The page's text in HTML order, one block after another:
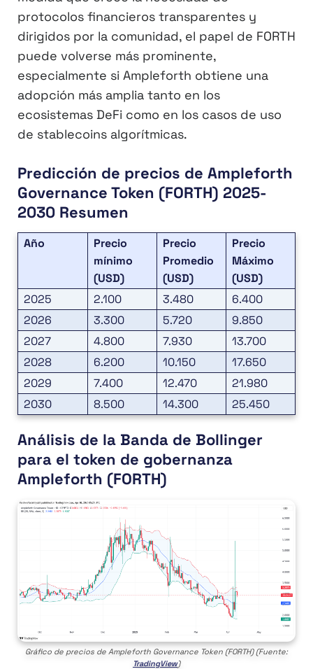
protocolos financieros transparentes y
dirigidos por la comunidad, el papel de FORTH
puede volverse más prominente,
especialmente si Ampleforth obtiene una
adopción más amplia tanto en los
ecosistemas DeFi como en los casos de uso
de stablecoins algorítmicas.
Predicción de precios de Ampleforth
Governance Token (FORTH) 2025-
2030 Resumen
Año
Precio
mínimo
(USD)
Precio
Promedio
(USD)
Precio
Máximo
(USD)
2025
2.100 3.480
6.400
2026
3.300 5.720
9.850
2027
4.800 7.930
13.700
2028
6.200 10.150
17.650
2029
7.400 12.470
21.980
2030
8.500 14.300 25.450
Análisis de la Banda de Bollinger
para el token de gobernanza
Ampleforth (FORTH)
Gráfico de precios de Ampleforth Governance Token (FORTH) (Fuente:
TradingView)